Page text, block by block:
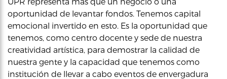
oportunidad de levantar fondos. Tenemos capital
emocional invertido en esto. Es la oportunidad que
tenemos, como centro docente y sede de nuestra
creatividad artística, para demostrar la calidad de
nuestra gente y la capacidad que tenemos como
institución de llevar a cabo eventos de envergadura